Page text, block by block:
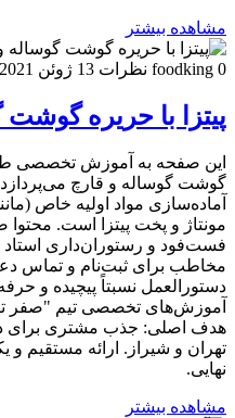
مشاهده بیشتر
foodking 0 نظرات 13 ژوئن 2021
پیتزا با حریره
این صفحه به آموزش تخصصی
گوشت گوساله و قارچ
آماده‌سازی مواد اولیه خاص
مونتاژ و پخت پیتزا است.
فست‌فود و رستوران‌داری استاد
مخاطب برای ثبت‌نام و تماس
دستورالعمل نسبتاً پیچیده و
آموزش‌های تخصصی تیم "صفر
هدف اصلی: جذب مشتری برای
تهران و شیراز. ارائه مستقیم و
نهایی.
مشاهده بیشتر